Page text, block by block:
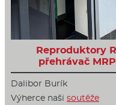
Reproduktory
přehrávač
Dalibor Burík
Výherce naši soutěže